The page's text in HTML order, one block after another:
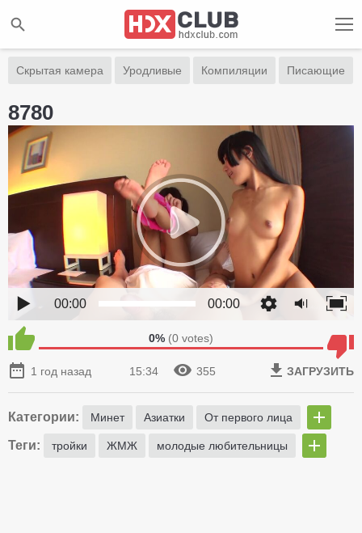
Скрытая камера Уродливые Компиляции Писающие
8780
00:00 00:00
0% (0 votes)
1 год назад 15:34 355 ЗАГРУЗИТЬ
Категории: Минет Азиатки От первого лица
Теги: тройки ЖМЖ молодые любительницы